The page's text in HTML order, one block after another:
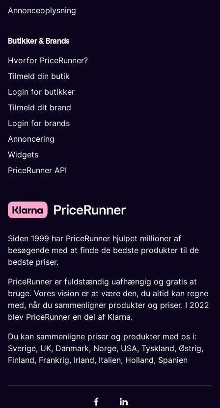
Annonceoplysning
Butikker & Brands
Hvorfor PriceRunner?
Tilmeld din butik
Login for butikker
Tilmeld dit brand
Login for brands
Annoncering
Widgets
PriceRunner API
Siden 1999 har PriceRunner hjulpet millioner af
besøgende med at finde de bedste produkter til de
bedste priser.
PriceRunner er fuldstændig uafhængig og gratis at
bruge. Vores vision er at være den, du altid kan regne
med, når du sammenligner produkter og priser. I 2022
blev PriceRunner en del af Klarna.
Du kan sammenligne priser og produkter med os i:
Sverige, UK, Danmark, Norge, USA, Tyskland, Østrig,
Finland, Frankrig, Irland, Italien, Holland, Spanien